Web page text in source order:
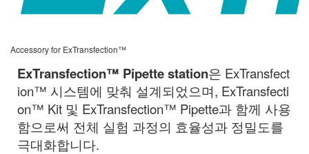
Accessory for ExTransfection™
ExTransfection™ Pipette station은 ExTransfect
ion™ 시스템에 맞춰 설계되었으며, ExTransfecti
on™ Kit 및 ExTransfection™ Pipette과 함께 사용
함으로써 전체 실험 과정의 효율성과 정밀도를
극대화합니다.